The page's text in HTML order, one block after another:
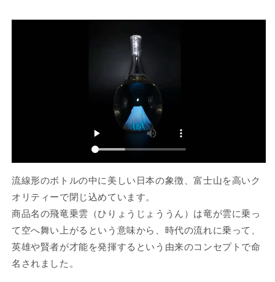
シ
る
か
販
売
で
き
ョ
ン
は
売
り
切
れ
か
販
売
で
き
流線形のボトルの中に美しい日本の象徴、富士山を高いク
オリティーで閉じ込めています。
商品名の飛竜乗雲（ひりょうじょううん）は竜が雲に乗っ
て空へ舞い上がるという意味から、時代の流れに乗って、
英雄や賢者が才能を発揮するという由来のコンセプトで命
名されました。